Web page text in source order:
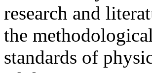
research and
the
standards of